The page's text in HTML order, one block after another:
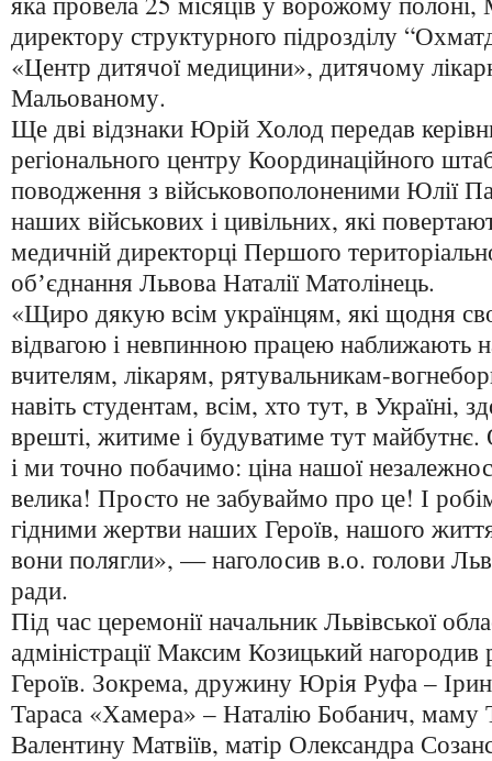
директору структурного підрозділу
«Центр дитячої медицини», дитячому
Мальованому.
Ще дві відзнакиЮрій Холод передав
регіонального центру Координаційного
поводження з військовополоненими Юлії
наших військових і цивільних, які
медичній директорці Першого
обʼєднання Львова Наталії Матолінець.
«Щиро дякую всім українцям, які щодня
відвагою і невпинною працею наближають
вчителям, лікарям, рятувальникам-
навіть студентам, всім, хто тут, в Україні,
врешті, житиме і будуватиме тут майбутнє.
і ми точно побачимо: ціна нашої
велика! Просто не забуваймо про це! І
гідними жертви наших Героїв, нашого
вони полягли», — наголосив в.о. голови
ради.
Під час церемонії начальник Львівської
адміністраціїМаксим Козицькийнагородив
Героїв. Зокрема, дружину Юрія Руфа –
Тараса «Хамера» – Наталію Бобанич, маму
Валентину Матвіїв, матір Олександра